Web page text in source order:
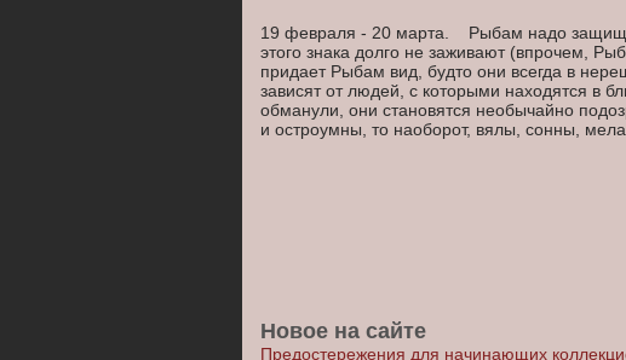
19 февраля - 20 марта. Рыбам надо
этого знака долго не заживают (впрочем,
придает Рыбам вид, будто они всегда в
зависят от людей, с которыми находятся в
обманули, они становятся необычайно
и остроумны, то наоборот, вялы, сонны,
Новое на сайте
Предостережения для начинающих